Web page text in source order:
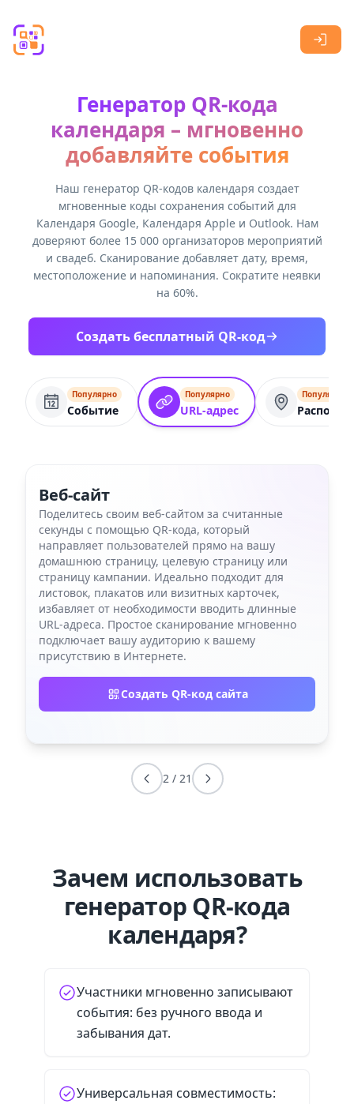
Генератор QR-кода
календаря – мгновенно
добавляйте события
Наш генератор QR-кодов календаря создает
мгновенные коды сохранения событий для
Календаря Google, Календаря Apple и Outlook. Нам
доверяют более 15 000 организаторов мероприятий
и свадеб. Сканирование добавляет дату, время,
местоположение и напоминания. Сократите неявки
на 60%.
Создать бесплатный QR-код
Популярно
Событие
Популярно
URL-адрес
Популярно
Веб-сайт
Поделитесь своим веб-сайтом за считанные
секунды с помощью QR-кода, который
направляет пользователей прямо на вашу
домашнюю страницу, целевую страницу или
страницу кампании. Идеально подходит для
листовок, плакатов или визитных карточек,
избавляет от необходимости вводить длинные
URL-адреса. Простое сканирование мгновенно
подключает вашу аудиторию к вашему
присутствию в Интернете.
Создать QR-код сайта
2/ 21
Зачем использовать
генератор QR-кода
календаря?
Участники мгновенно записывают
события: без ручного ввода и
забывания дат.
Универсальная совместимость: